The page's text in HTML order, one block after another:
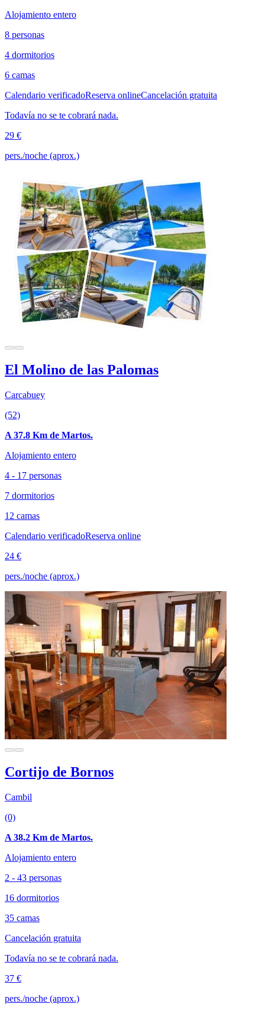
Alojamiento entero
8 personas
4 dormitorios
6 camas
Calendario verificadoReserva onlineCancelación gratuita
Todavía no se te cobrará nada.
29 €
pers./noche (aprox.)
El Molino de las Palomas
Carcabuey
(52)
A 37.8 Km de Martos.
Alojamiento entero
4 - 17 personas
7 dormitorios
12 camas
Calendario verificadoReserva online
24 €
pers./noche (aprox.)
Cortijo de Bornos
Cambil
(0)
A 38.2 Km de Martos.
Alojamiento entero
2 - 43 personas
16 dormitorios
35 camas
Cancelación gratuita
Todavía no se te cobrará nada.
37 €
pers./noche (aprox.)